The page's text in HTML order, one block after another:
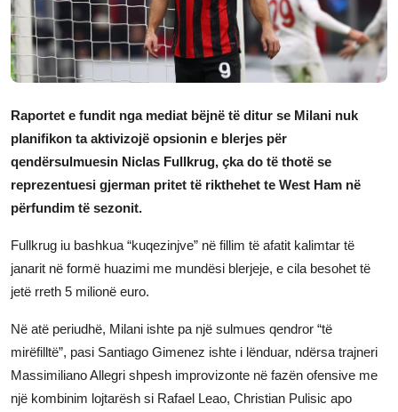
Gallery
Shqip
Raportet e fundit nga mediat bëjnë të ditur se Milani nuk
planifikon ta aktivizojë opsionin e blerjes për
qendërsulmuesin Niclas Fullkrug, çka do të thotë se
reprezentuesi gjerman pritet të rikthehet te West Ham në
përfundim të sezonit.
Fullkrug iu bashkua “kuqezinjve” në fillim të afatit kalimtar të
janarit në formë huazimi me mundësi blerjeje, e cila besohet të
jetë rreth 5 milionë euro.
Në atë periudhë, Milani ishte pa një sulmues qendror “të
mirëfilltë”, pasi Santiago Gimenez ishte i lënduar, ndërsa trajneri
Massimiliano Allegri shpesh improvizonte në fazën ofensive me
një kombinim lojtarësh si Rafael Leao, Christian Pulisic apo